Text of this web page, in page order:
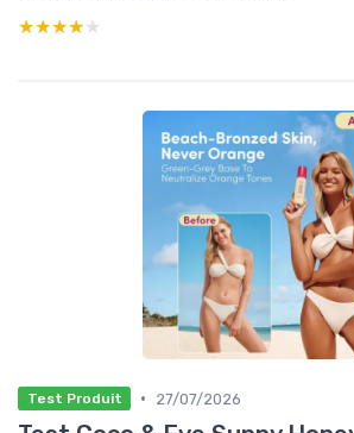
★★★★★
★★★★★
Test Produit • 27/07/2026